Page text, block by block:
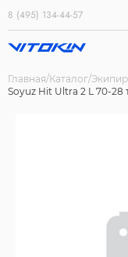
8 (495) 134-44-57
Главная Каталог
Soyuz Hit Ultra 2 L 70-28